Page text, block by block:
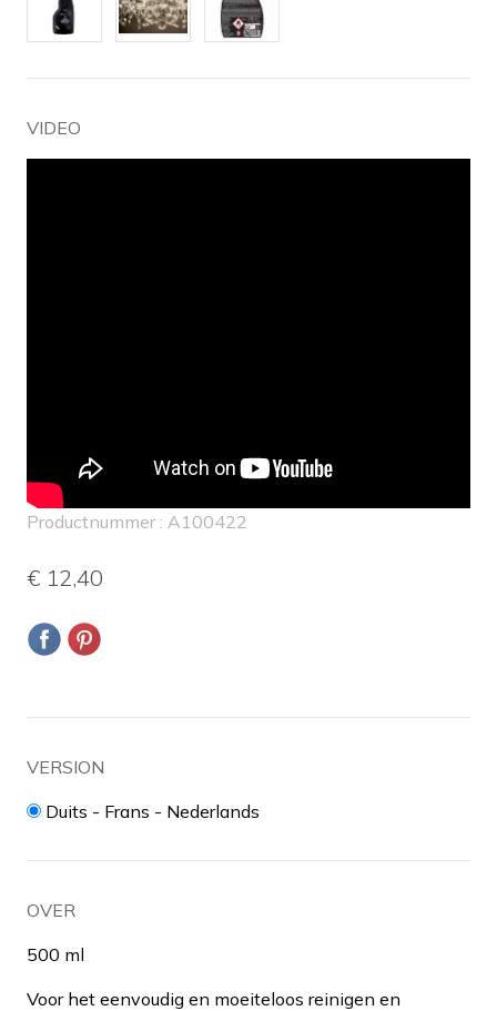
VIDEO
Productnummer : A100422
€ 12,40
VERSION
Duits - Frans - Nederlands
OVER
500 ml
Voor het eenvoudig en moeiteloos reinigen en